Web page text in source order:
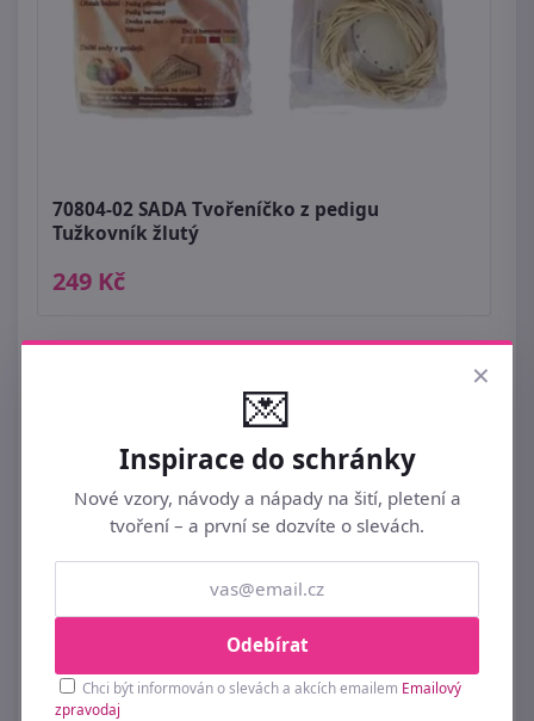
70804-02 SADA Tvořeníčko z pedigu
Tužkovník žlutý
249 Kč
×
💌
Inspirace do schránky
Nové vzory, návody a nápady na šití, pletení a
tvoření – a první se dozvíte o slevách.
Odebírat
Chci být informován o slevách a akcích emailem Emailový
zpravodaj